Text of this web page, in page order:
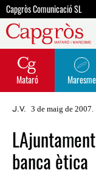
Capgròs Comunicació SL
Mataró Maresme
J.V. 3 de maig de 2007.
banca ètica